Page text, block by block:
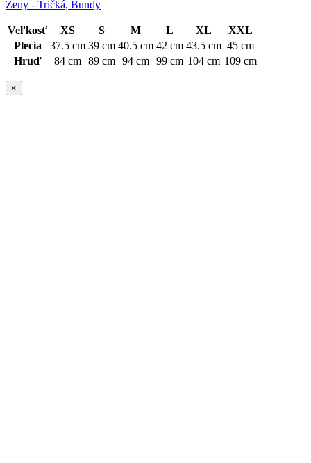
Ženy - Tričká, Bundy
Veľkosť XS S M L XL
XXL
Plecia
37.5 cm 39 cm 40.5 cm 42 cm 43.5 cm 45 cm
Hruď
84 cm 89 cm 94 cm 99 cm 104 cm 109 cm
×